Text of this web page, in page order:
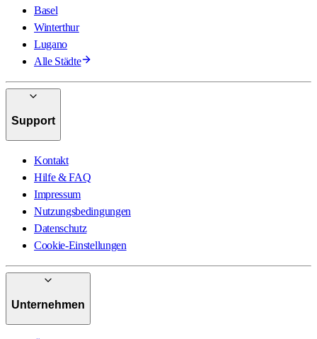
Basel
Winterthur
Lugano
Alle Städte
Support
Kontakt
Hilfe & FAQ
Impressum
Nutzungsbedingungen
Datenschutz
Cookie-Einstellungen
Unternehmen